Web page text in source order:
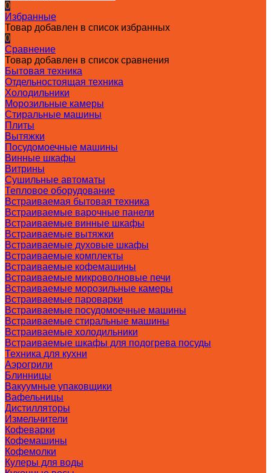
0
Избранные
Товар добавлен в список избранных
0
Сравнение
Товар добавлен в список сравнения
Бытовая техника
Отдельностоящая техника
Холодильники
Морозильные камеры
Стиральные машины
Плиты
Вытяжки
Посудомоечные машины
Винные шкафы
Витрины
Сушильные автоматы
Тепловое оборудование
Встраиваемая бытовая техника
Встраиваемые варочные панели
Встраиваемые винные шкафы
Встраиваемые вытяжки
Встраиваемые духовые шкафы
Встраиваемые комплекты
Встраиваемые кофемашины
Встраиваемые микроволновые печи
Встраиваемые морозильные камеры
Встраиваемые пароварки
Встраиваемые посудомоечные машины
Встраиваемые стиральные машины
Встраиваемые холодильники
Встраиваемые шкафы для подогрева посуды
Техника для кухни
Аэрогрили
Блинницы
Вакуумные упаковщики
Вафельницы
Дистилляторы
Измельчители
Кофеварки
Кофемашины
Кофемолки
Кулеры для воды